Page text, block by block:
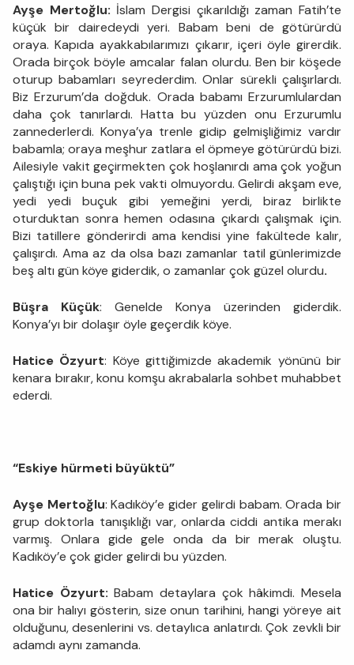
Ayşe Mertoğlu: İslam Dergisi çıkarıldığı zaman Fatih’te
küçük bir dairedeydi yeri. Babam beni de götürürdü
oraya. Kapıda ayakkabılarımızı çıkarır, içeri öyle girerdik.
Orada birçok böyle amcalar falan olurdu. Ben bir köşede
oturup babamları seyrederdim. Onlar sürekli çalışırlardı.
Biz Erzurum’da doğduk. Orada babamı Erzurumlulardan
daha çok tanırlardı. Hatta bu yüzden onu Erzurumlu
zannederlerdi. Konya’ya trenle gidip gelmişliğimiz vardır
babamla; oraya meşhur zatlara el öpmeye götürürdü bizi.
Ailesiyle vakit geçirmekten çok hoşlanırdı ama çok yoğun
çalıştığı için buna pek vakti olmuyordu. Gelirdi akşam eve,
yedi yedi buçuk gibi yemeğini yerdi, biraz birlikte
oturduktan sonra hemen odasına çıkardı çalışmak için.
Bizi tatillere gönderirdi ama kendisi yine fakültede kalır,
çalışırdı. Ama az da olsa bazı zamanlar tatil günlerimizde
beş altı gün köye giderdik, o zamanlar çok güzel olurdu.
Büşra Küçük: Genelde Konya üzerinden giderdik.
Konya’yı bir dolaşır öyle geçerdik köye.
Hatice Özyurt: Köye gittiğimizde akademik yönünü bir
kenara bırakır, konu komşu akrabalarla sohbet muhabbet
ederdi.
“Eskiye hürmeti büyüktü”
Ayşe Mertoğlu: Kadıköy’e gider gelirdi babam. Orada bir
grup doktorla tanışıklığı var, onlarda ciddi antika merakı
varmış. Onlara gide gele onda da bir merak oluştu.
Kadıköy’e çok gider gelirdi bu yüzden.
Hatice Özyurt: Babam detaylara çok hâkimdi. Mesela
ona bir halıyı gösterin, size onun tarihini, hangi yöreye ait
olduğunu, desenlerini vs. detaylıca anlatırdı. Çok zevkli bir
adamdı aynı zamanda.